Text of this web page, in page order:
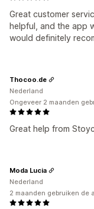
Great customer
helpful, and the app
would definitely
Great help from
Thocoo.de
Nederland
Ongeveer 2 maanden
Moda Lucia
Nederland
2 maanden gebruiken de